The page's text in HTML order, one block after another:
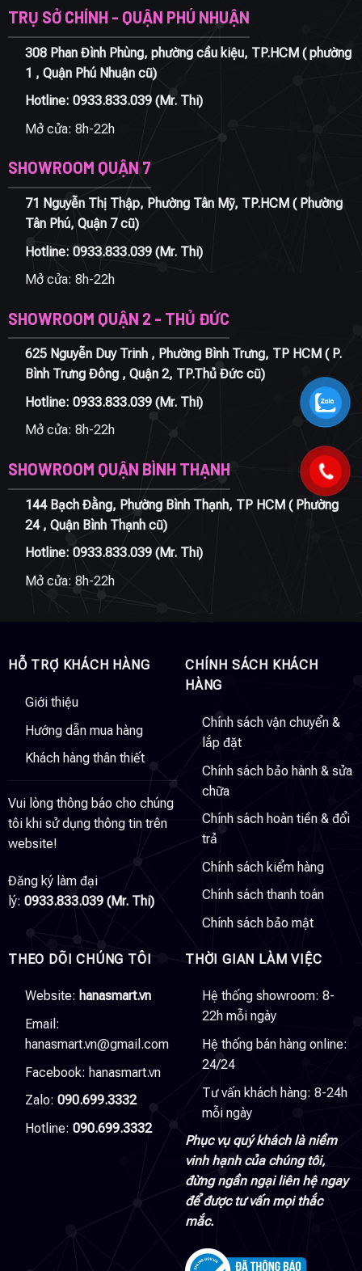
TRỤ SỞ CHÍNH - QUẬN PHÚ NHUẬN
308 Phan Đình Phùng, phường cầu kiệu, TP.HCM ( phường
1 , Quận Phú Nhuận cũ)
Hotline: 0933.833.039(Mr. Thi)
Mở cửa: 8h-22h
SHOWROOM QUẬN 7
71 Nguyễn Thị Thập, Phường Tân Mỹ, TP.HCM ( Phường
Tân Phú, Quận 7 cũ)
Hotline: 0933.833.039(Mr. Thi)
Mở cửa: 8h-22h
SHOWROOM QUẬN 2 - THỦ ĐỨC
625 Nguyễn Duy Trinh , Phường Bình Trưng, TP HCM ( P.
Bình Trưng Đông , Quận 2, TP.Thủ Đức cũ)
Hotline: 0933.833.039(Mr. Thi)
Mở cửa: 8h-22h
SHOWROOM QUẬN BÌNH THẠNH
144 Bạch Đằng, Phường Bình Thạnh, TP HCM ( Phường
24 , Quận Bình Thạnh cũ)
Hotline: 0933.833.039(Mr. Thi)
Mở cửa: 8h-22h
HỖ TRỢ KHÁCH HÀNG
Giới thiệu
Hướng dẫn mua hàng
Khách hàng thân thiết
Vui lòng thông báo cho chúng
tôi khi sử dụng thông tin trên
website!
Đăng ký làm đại
lý: 0933.833.039 (Mr. Thi)
CHÍNH SÁCH KHÁCH
HÀNG
Chính sách vận chuyển &
lắp đặt
Chính sách bảo hành & sửa
chữa
Chính sách hoàn tiền & đổi
trả
Chính sách kiểm hàng
Chính sách thanh toán
Chính sách bảo mật
THEO DÕI CHÚNG TÔI
Website: hanasmart.vn
Email:
hanasmart.vn@gmail.com
Facebook: hanasmart.vn
Zalo: 090.699.3332
Hotline: 090.699.3332
THỜI GIAN LÀM VIỆC
Hệ thống showroom: 8-
22h mỗi ngày
Hệ thống bán hàng online:
24/24
Tư vấn khách hàng: 8-24h
mỗi ngày
Phục vụ quý khách là niềm
vinh hạnh của chúng tôi,
đừng ngần ngại liên hệ ngay
để được tư vấn mọi thắc
mắc.